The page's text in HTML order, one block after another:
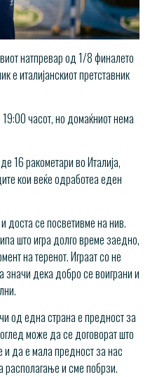
натпревар од 1/8 финалето
е италијанскиот претставник
часот, но домаќниот нема
16 ракометари во Италија,
кои веќе одработеа еден
доста се посветивме на нив.
што игра долго време заедно,
на теренот. Играат со не
значи дека добро се воиграни и
од една страна е предност за
може да се договорат што
и да е мала предност за нас
располагање и сме побрзи.